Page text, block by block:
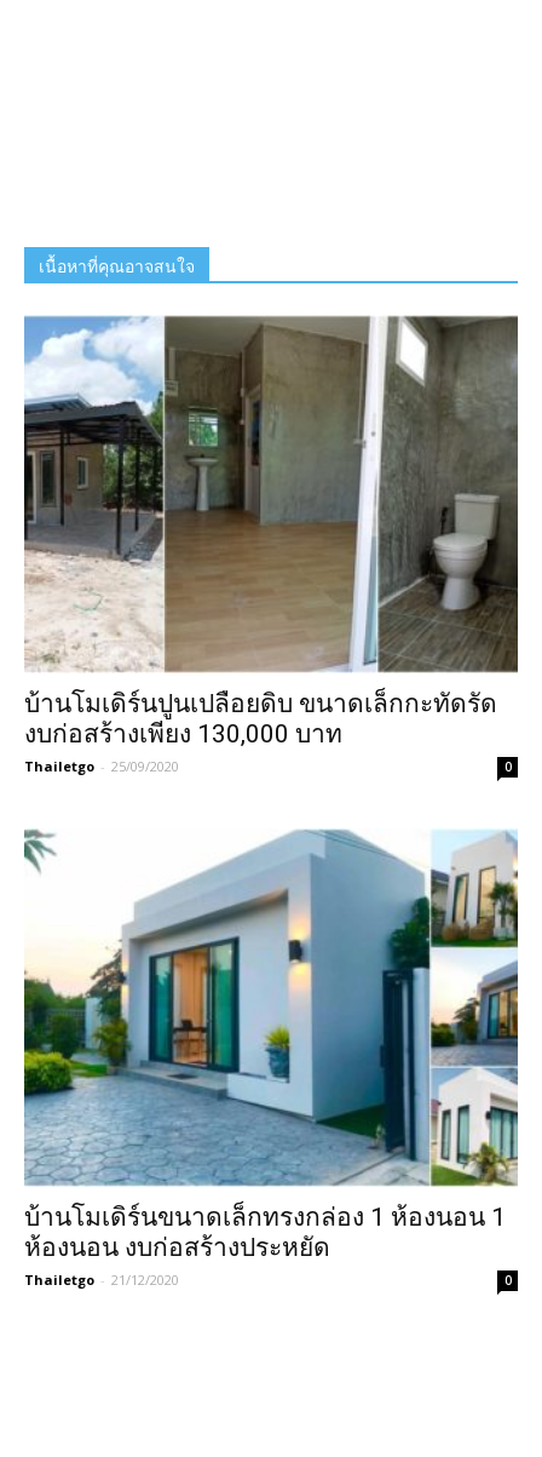
เนื้อหาที่คุณอาจสนใจ
บ้านโมเดิร์นปูนเปลือยดิบ ขนาดเล็กกะทัดรัด
งบก่อสร้างเพียง 130,000 บาท
Thailetgo - 25/09/2020 0
บ้านโมเดิร์นขนาดเล็กทรงกล่อง 1 ห้องนอน 1
ห้องนอน งบก่อสร้างประหยัด
Thailetgo - 21/12/2020 0